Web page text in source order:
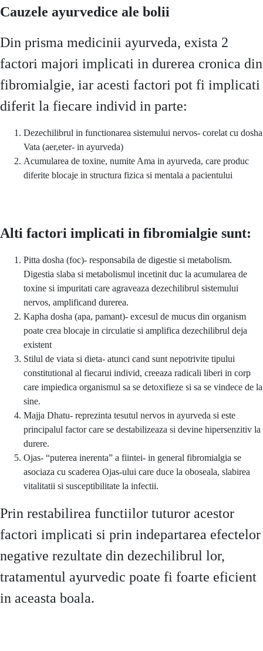
Cauzele ayurvedice ale bolii
Din prisma medicinii ayurveda, exista 2
factori majori implicati in durerea cronica din
fibromialgie, iar acesti factori pot fi implicati
diferit la fiecare individ in parte:
Dezechilibrul in functionarea sistemului nervos- corelat cu dosha
Vata (aer,eter- in ayurveda)
Acumularea de toxine, numite Ama in ayurveda, care produc
diferite blocaje in structura fizica si mentala a pacientului
Alti factori implicati in fibromialgie sunt:
Pitta dosha (foc)- responsabila de digestie si metabolism.
Digestia slaba si metabolismul incetinit duc la acumularea de
toxine si impuritati care agraveaza dezechilibrul sistemului
nervos, amplificand durerea.
Kapha dosha (apa, pamant)- excesul de mucus din organism
poate crea blocaje in circulatie si amplifica dezechilibrul deja
existent
Stilul de viata si dieta- atunci cand sunt nepotrivite tipului
constitutional al fiecarui individ, creeaza radicali liberi in corp
care impiedica organismul sa se detoxifieze si sa se vindece de la
sine.
Majja Dhatu- reprezinta tesutul nervos in ayurveda si este
principalul factor care se destabilizeaza si devine hipersenzitiv la
durere.
Ojas- “puterea inerenta” a fiintei- in general fibromialgia se
asociaza cu scaderea Ojas-ului care duce la oboseala, slabirea
vitalitatii si susceptibilitate la infectii.
Prin restabilirea functiilor tuturor acestor
factori implicati si prin indepartarea efectelor
negative rezultate din dezechilibrul lor,
tratamentul ayurvedic poate fi foarte eficient
in aceasta boala.